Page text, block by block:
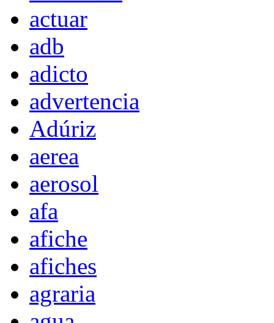
actuar
adb
adicto
advertencia
Adúriz
aerea
aerosol
afa
afiche
afiches
agraria